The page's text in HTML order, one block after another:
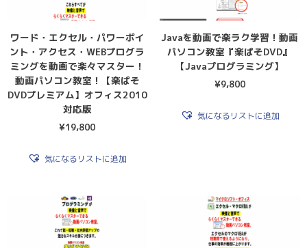
ワード・エクセル・パワーポイ
ント・アクセス・WEBプログラ
ミングを動画で楽々マスター！
動画パソコン教室！【楽ぱそ
DVDプレミアム】オフィス2010
対応版
¥19,800
気になるリストに追加
Javaを動画で楽ラク学習！動画
パソコン教室『楽ぱそDVD』
【Javaプログラミング】
¥9,800
気になるリストに追加